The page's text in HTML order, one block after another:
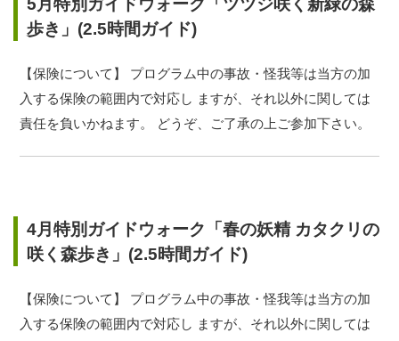
歩き」(2.5時間ガイド)
【保険について】 プログラム中の事故・怪我等は当方の加
入する保険の範囲内で対応し ますが、それ以外に関しては
責任を負いかねます。 どうぞ、ご了承の上ご参加下さい。
4月特別ガイドウォーク「春の妖精 カタクリの
咲く森歩き」(2.5時間ガイド)
【保険について】 プログラム中の事故・怪我等は当方の加
入する保険の範囲内で対応し ますが、それ以外に関しては